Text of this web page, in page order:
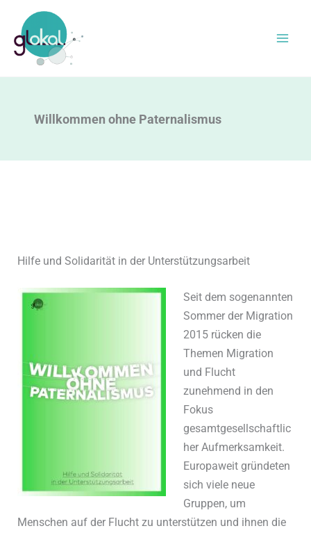
Inhalt
springen
Willkommen ohne Paternalismus
Hilfe und Solidarität in der Unterstützungsarbeit
Seit dem sogenannten
Sommer der Migration
2015 rücken die
Themen Migration
und Flucht
zunehmend in den
Fokus
gesamtgesellschaftlic
her Aufmerksamkeit.
Europaweit gründeten
sich viele neue
Gruppen, um
Menschen auf der Flucht zu unterstützen und ihnen die